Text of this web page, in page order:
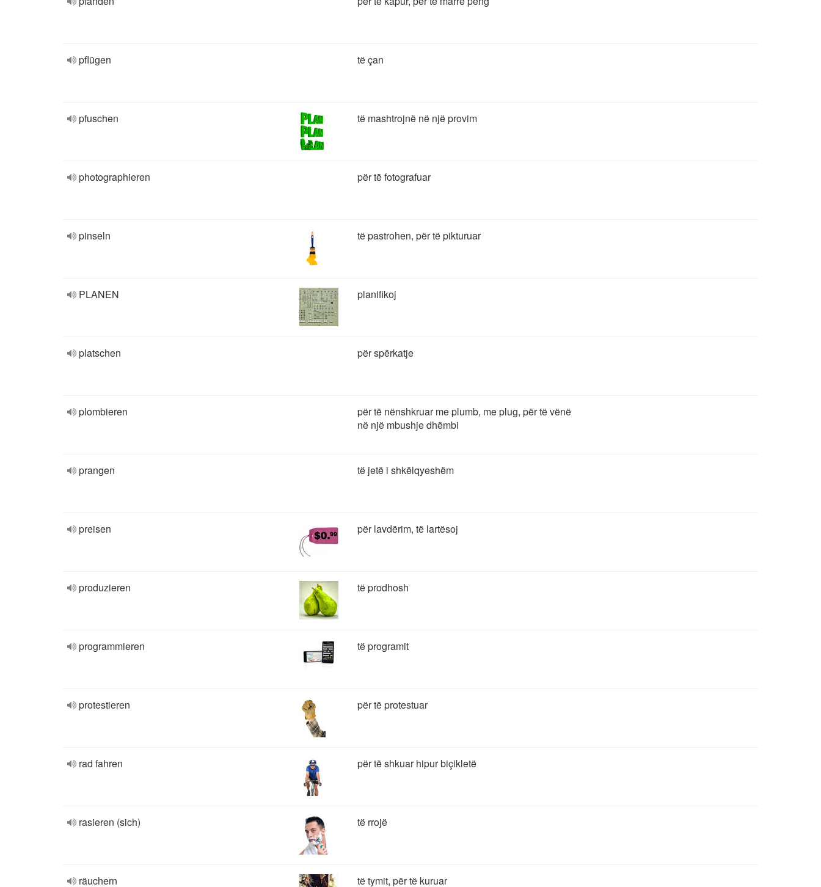
pflügen të çan
pfuschen të mashtrojnë në një provim
photographieren për të fotografuar
pinseln të pastrohen, për të pikturuar
PLANEN planifikoj
platschen për spërkatje
plombieren
për të nënshkruar me plumb, me plug, për të vënë
në një mbushje dhëmbi
prangen të jetë i shkëlqyeshëm
preisen për lavdërim, të lartësoj
produzieren të prodhosh
programmieren të programit
protestieren për të protestuar
rad fahren për të shkuar hipur biçikletë
rasieren (sich) të rrojë
räuchern të tymit, për të kuruar